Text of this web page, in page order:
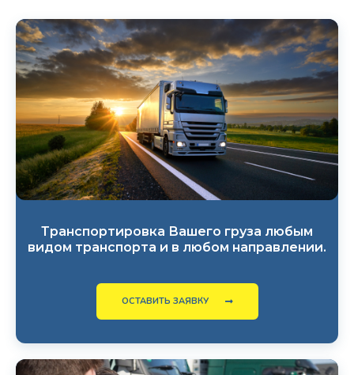
Транспортировка Вашего груза любым
видом транспорта и в любом направлении.
ОСТАВИТЬ ЗАЯВКУ